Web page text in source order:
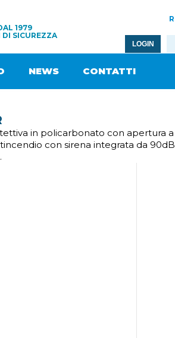
1979
DI SICUREZZA
LOGIN
NEWS CONTATTI
in policarbonato con apertura
con sirena integrata da